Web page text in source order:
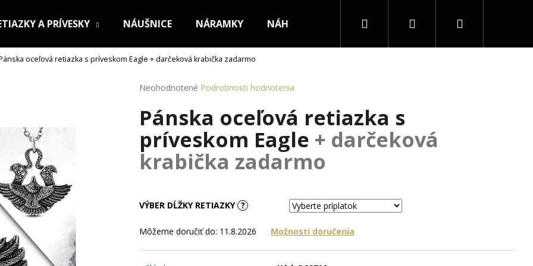
A PRÍVESKY NÁUŠNICE NÁRAMKY NÁHRDELNÍKY PRSTENE
Hľadať PrihlásenieNákupný
oceľová retiazka s príveskom Eagle + darčeková krabička zadarmo
Priemerné
produktu
je
5
hviezdičiek.
Neohodnotené Podrobnosti hodnotenia
Pánska oceľová retiazka s
príveskom Eagle + darčeková
krabička zadarmo
VÝBER DĹŽKY RETIAZKY ?
Môžeme doručiť do: 11.8.2026 Možnosti doručenia
Čo potrebujete nájsť?
HĽADAŤ
Odporúčame
RETIAZKA S PRÍVESKOM KRÍŽ